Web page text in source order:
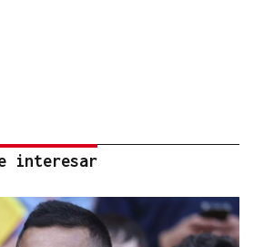
interesar